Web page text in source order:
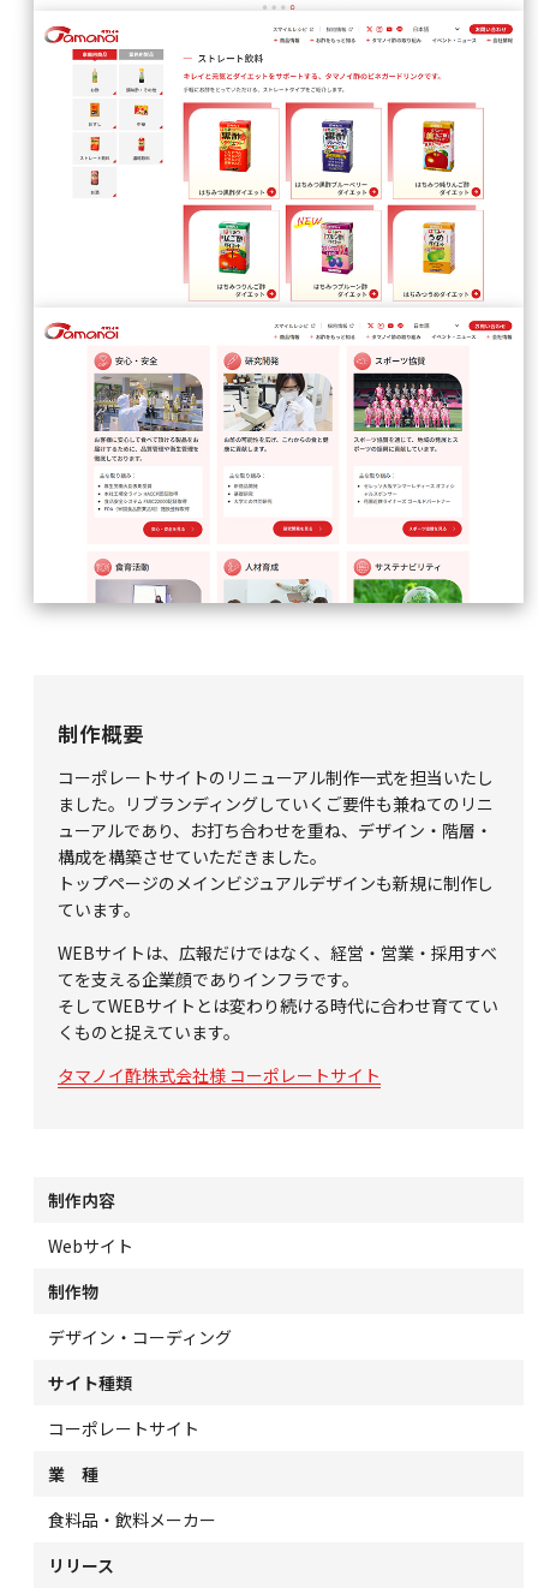
制作概要
コーポレートサイトのリニューアル制作一式を担当いたし
ました。リブランディングしていくご要件も兼ねてのリニ
ューアルであり、お打ち合わせを重ね、デザイン・階層・
構成を構築させていただきました。
トップページのメインビジュアルデザインも新規に制作し
ています。
WEBサイトは、広報だけではなく、経営・営業・採用すべ
てを支える企業顔でありインフラです。
そしてWEBサイトとは変わり続ける時代に合わせ育ててい
くものと捉えています。
タマノイ酢株式会社様 コーポレートサイト
制作内容
Webサイト
制作物
デザイン・コーディング
サイト種類
コーポレートサイト
業
種
食料品・飲料メーカー
リリース